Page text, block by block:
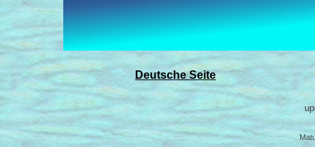
Deutsche Seite